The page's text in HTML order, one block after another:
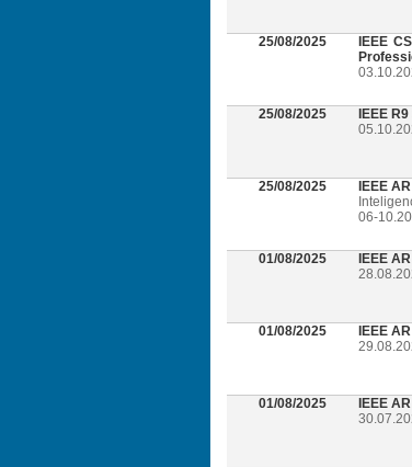
25/08/2025
IEEE
25/08/2025
IEEE
25/08/2025
IEEE
06-
01/08/2025
IEEE
01/08/2025
IEEE
01/08/2025
IEEE